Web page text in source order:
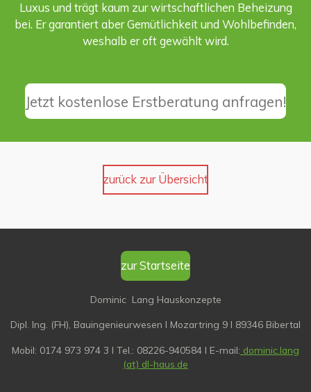
Luxus und trägt kaum zur wirtschaftlichen Beheizung
bei. Er garantiert aber Gemütlichkeit und Wohlbefinden,
weshalb er oft gewählt wird.
Jetzt kostenlose Erstberatung anfragen!
zurück zur Übersicht
zur Startseite
Dominic Lang Hauskonzepte
Dipl. Ing. (FH), Bauingenieurwesen I Mozartring 9 I 89346 Bibertal
Mobil: 0174 973 974 3 I Tel.: 08226-940584 I E-mail: dominic.lang
(at) dl-haus.de